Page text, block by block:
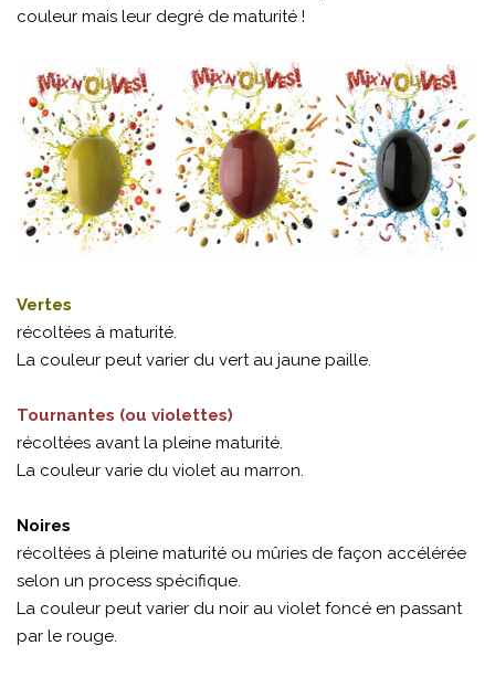
couleur mais leur degré de maturité !
Vertes
récoltées à maturité.
La couleur peut varier du vert au jaune paille.
Tournantes (ou violettes)
récoltées avant la pleine maturité.
La couleur varie du violet au marron.
Noires
récoltées à pleine maturité ou mûries de façon accélérée
selon un process spécifique.
La couleur peut varier du noir au violet foncé en passant
par le rouge.